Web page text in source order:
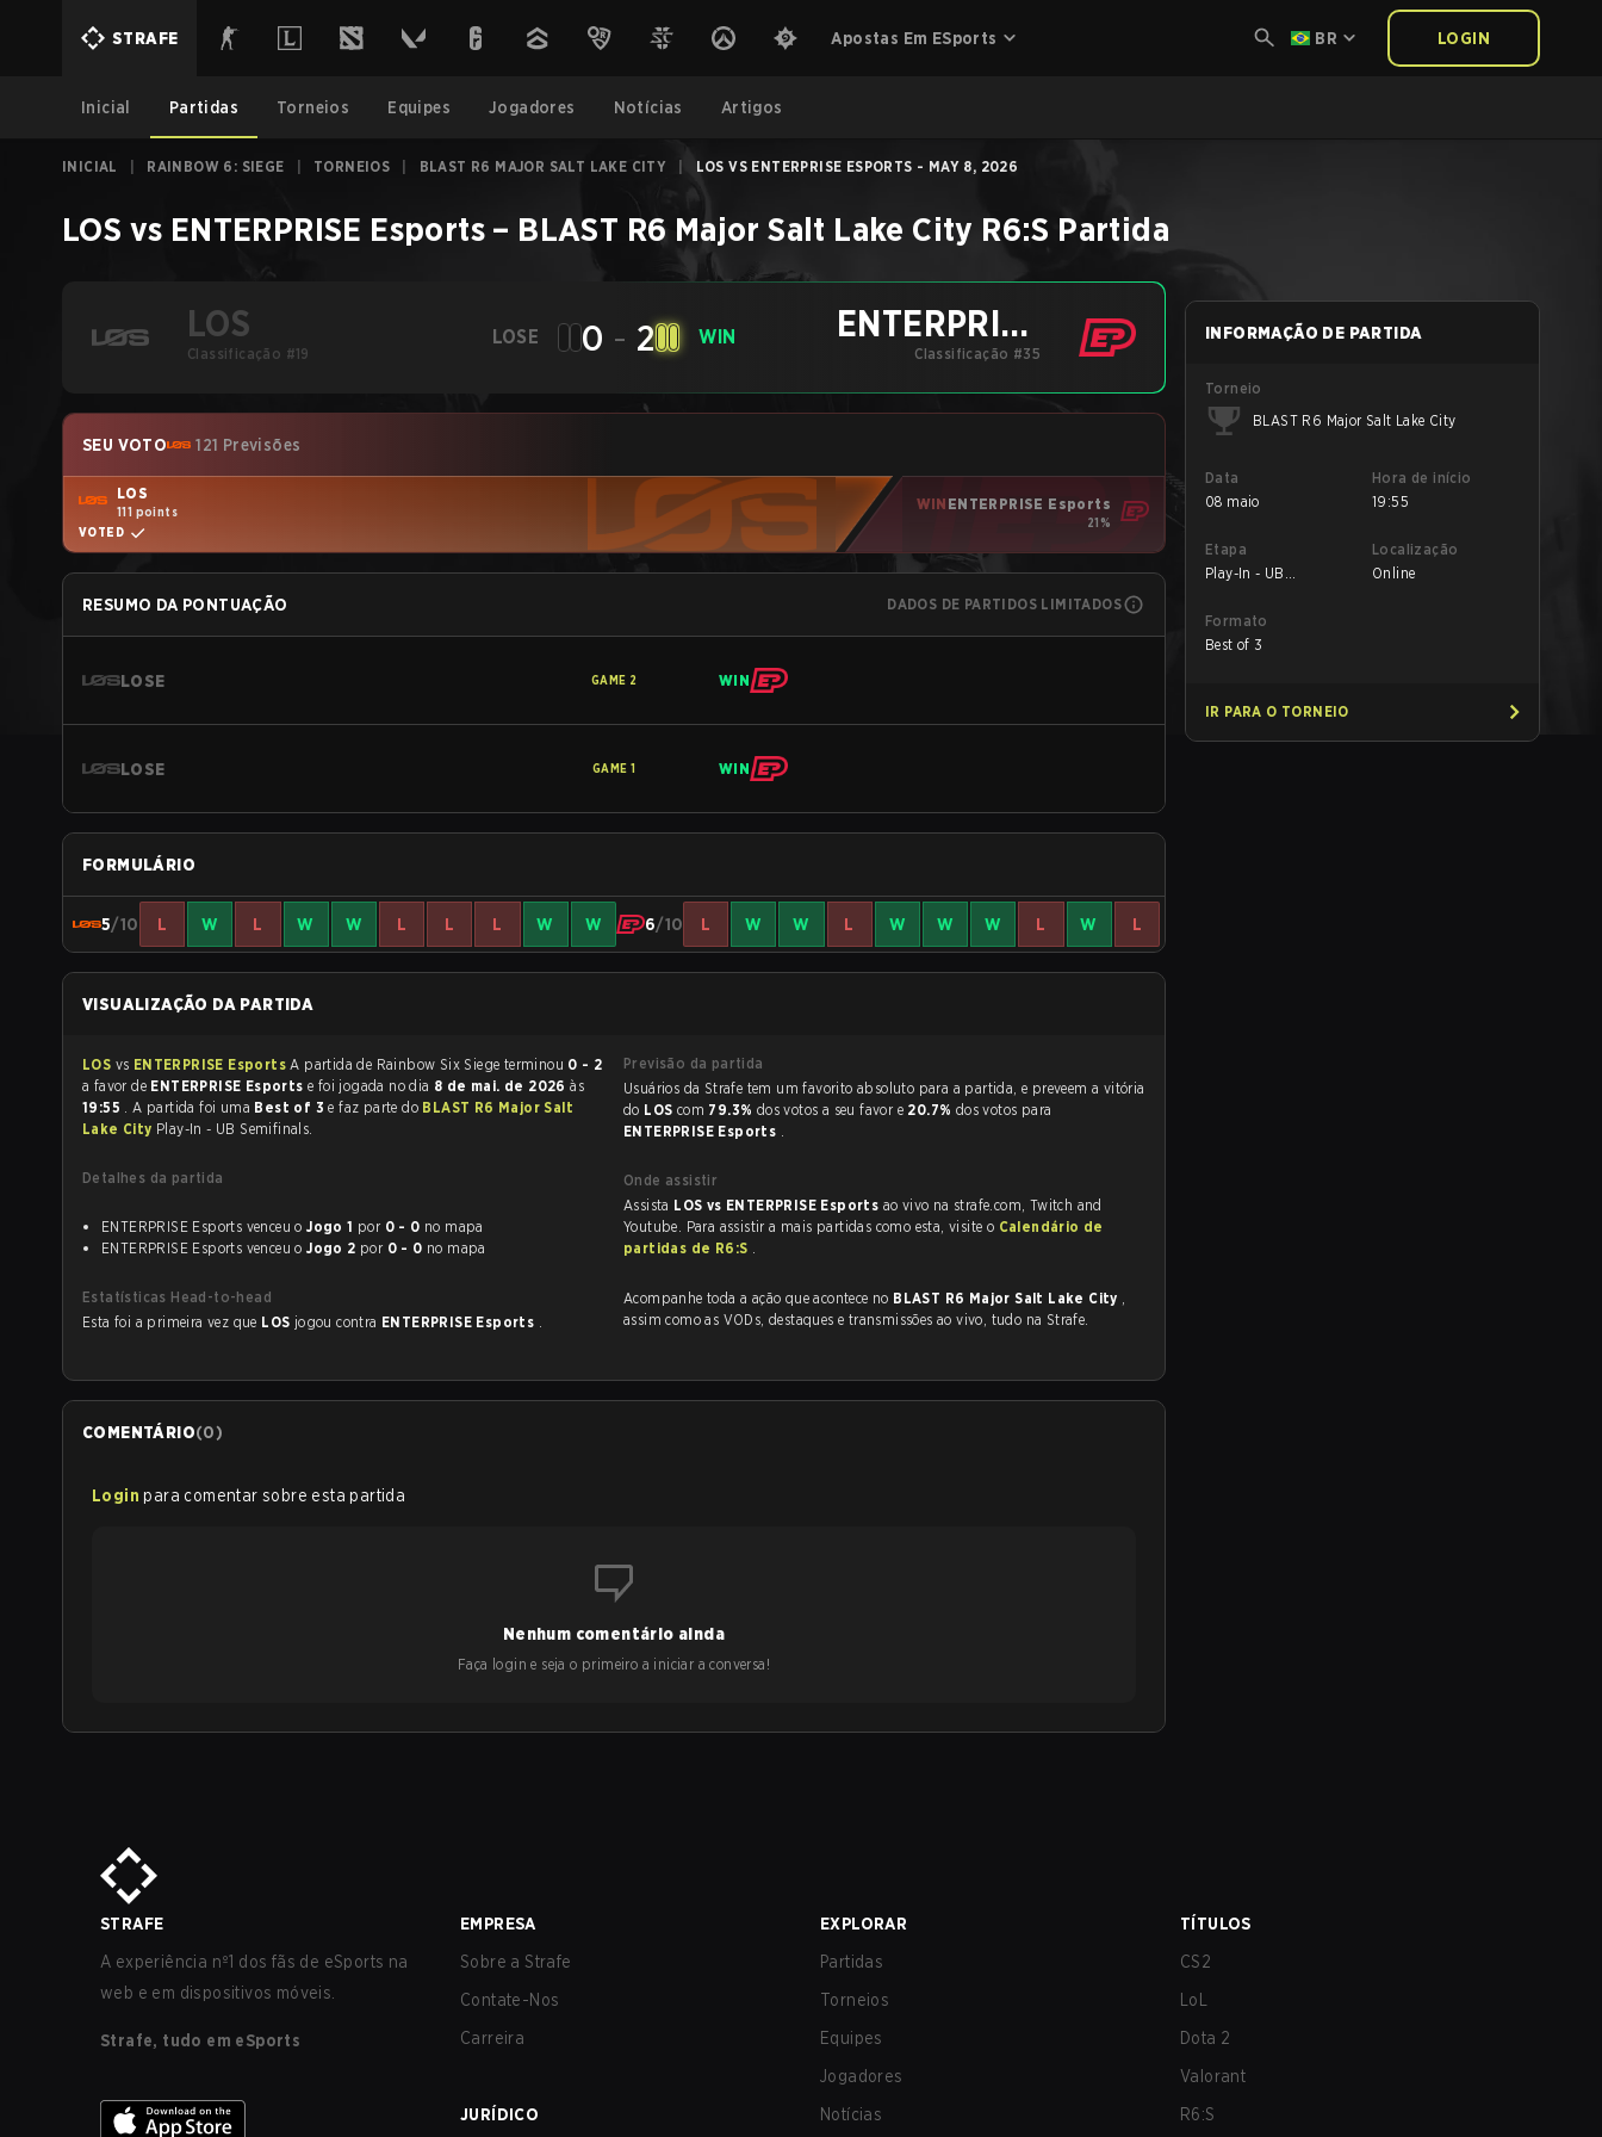
STRAFE Apostas Em ESports BR LOGIN
Inicial Partidas Torneios Equipes Jogadores Notícias Artigos
INICIAL RAINBOW 6: SIEGE TORNEIOS BLAST R6 MAJOR SALT LAKE CITY LOS VS ENTERPRISE ESPORTS - MAY 8, 2026
LOS vs ENTERPRISE Esports – BLAST R6 Major Salt Lake City R6:S Partida
LOS
Classificação #19
LOSE 0 - 2 WIN
ENTERPRISE
Esports
Classificação #35
SEU VOTO 121 Previsões
LOS
111 points
VOTED
WIN ENTERPRISE Esports
21%
RESUMO DA PONTUAÇÃO DADOS DE PARTIDOS LIMITADOS
LOSE GAME 2 WIN
LOSE GAME 1 WIN
FORMULÁRIO
5/10 L W L W W L L L W W 6/10 L W W L W W W L W L
VISUALIZAÇÃO DA PARTIDA
LOS vs ENTERPRISE Esports A partida de Rainbow Six Siege terminou 0 - 2
a favor de ENTERPRISE Esports e foi jogada no dia 8 de mai. de 2026às
19:55 . A partida foi uma Best of 3e faz parte do BLAST R6 Major Salt
Lake City Play-In - UB Semifinals.
Detalhes da partida
ENTERPRISE Esports venceu oJogo 1 por 0 - 0 no mapa
ENTERPRISE Esports venceu oJogo 2 por 0 - 0 no mapa
Estatísticas Head-to-head
Esta foi a primeira vez que LOS jogou contra ENTERPRISE Esports .
Previsão da partida
Usuários da Strafe tem um favorito absoluto para a partida, e preveem a vitória
do LOS com 79.3% dos votos a seu favor e 20.7% dos votos para
ENTERPRISE Esports .
Onde assistir
Assista LOS vs ENTERPRISE Esports ao vivo na strafe.com, Twitch and
Youtube. Para assistir a mais partidas como esta, visite o Calendário de
partidas de R6:S .
Acompanhe toda a ação que acontece no BLAST R6 Major Salt Lake City ,
assim como as VODs, destaques e transmissões ao vivo, tudo na Strafe.
COMENTÁRIO(0)
Login para comentar sobre esta partida
Nenhum comentário ainda
Faça login e seja o primeiro a iniciar a conversa!
INFORMAÇÃO DE PARTIDA
Torneio
BLAST R6 Major Salt Lake City
Data
08 maio
Hora de início
19:55
Etapa
Play-In - UB
Localização
Online
Formato
Best of 3
IR PARA O TORNEIO
STRAFE
A experiência nº1 dos fãs de eSports na
web e em dispositivos móveis.
Strafe, tudo em eSports
EMPRESA
Sobre a Strafe
Contate-Nos
Carreira
JURÍDICO
EXPLORAR
Partidas
Torneios
Equipes
Jogadores
Notícias
TÍTULOS
CS2
LoL
Dota 2
Valorant
R6:S